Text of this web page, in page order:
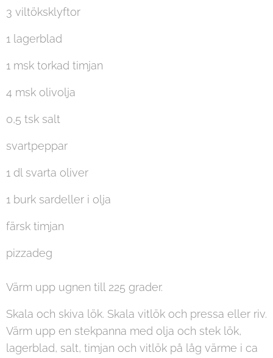
3 viltöksklyftor
1 lagerblad
1 msk torkad timjan
4 msk olivolja
0,5 tsk salt
svartpeppar
1 dl svarta oliver
1 burk sardeller i olja
färsk timjan
pizzadeg
Värm upp ugnen till 225 grader.
Skala och skiva lök. Skala vitlök och pressa eller riv.
Värm upp en stekpanna med olja och stek lök,
lagerblad, salt, timjan och vitlök på låg värme i ca